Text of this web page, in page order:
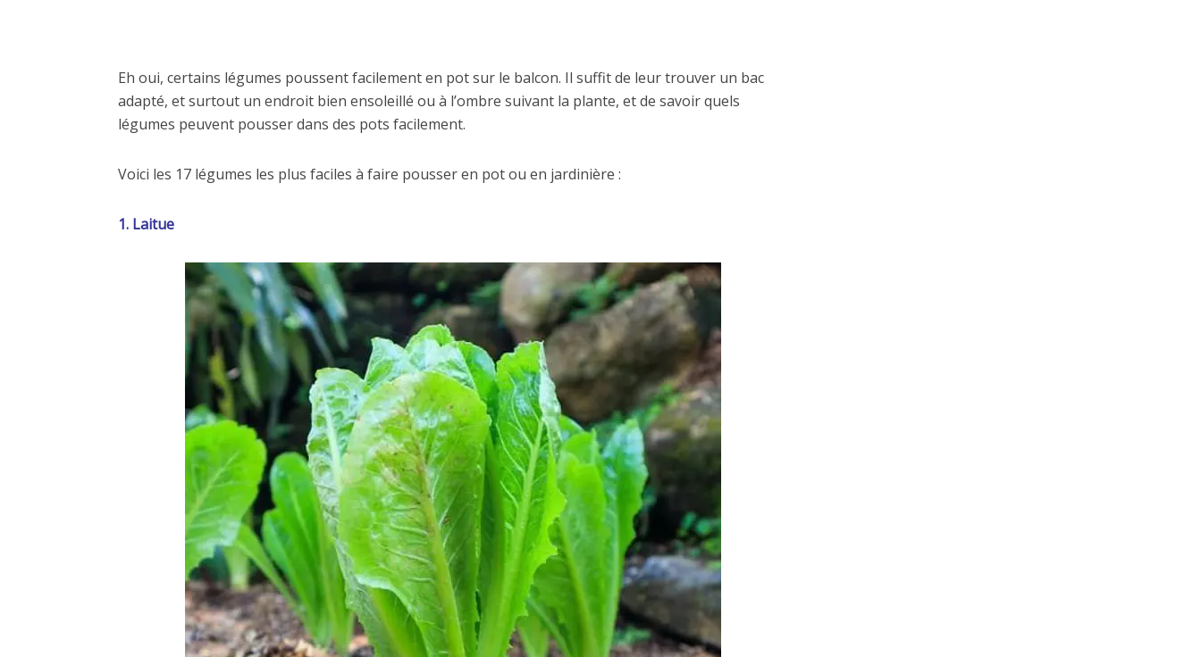
Eh oui, certains légumes poussent facilement en pot sur le balcon. Il suffit de leur trouver un bac
adapté, et surtout un endroit bien ensoleillé ou à l’ombre suivant la plante, et de savoir quels
légumes peuvent pousser dans des pots facilement.
Voici les 17 légumes les plus faciles à faire pousser en pot ou en jardinière :
1. Laitue